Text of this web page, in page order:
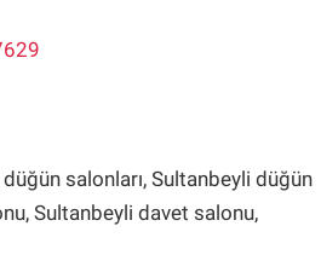
salonları, Sultanbeyli düğün
Sultanbeyli davet salonu,